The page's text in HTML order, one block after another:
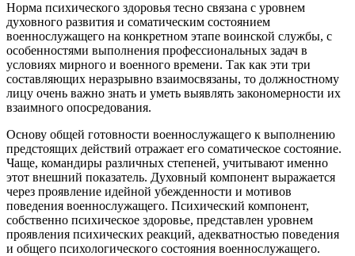
Норма психического здоровья тесно связана с уровнем
духовного развития и соматическим состоянием
военнослужащего на конкретном этапе воинской службы, с
особенностями выполнения профессиональных задач в
условиях мирного и военного времени. Так как эти три
составляющих неразрывно взаимосвязаны, то должностному
лицу очень важно знать и уметь выявлять закономерности их
взаимного опосредования.
Основу общей готовности военнослужащего к выполнению
предстоящих действий отражает его соматическое состояние.
Чаще, командиры различных степеней, учитывают именно
этот внешний показатель. Духовный компонент выражается
через проявление идейной убежденности и мотивов
поведения военнослужащего. Психический компонент,
собственно психическое здоровье, представлен уровнем
проявления психических реакций, адекватностью поведения
и общего психологического состояния военнослужащего.